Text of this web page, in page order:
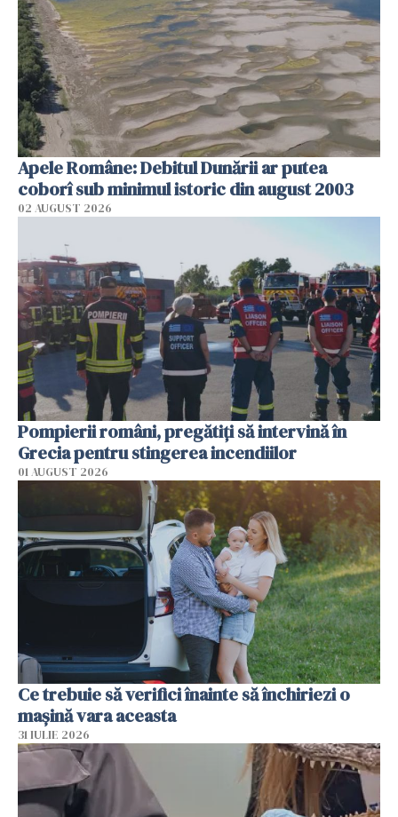
Apele Române: Debitul Dunării ar putea
coborî sub minimul istoric din august 2003
02 AUGUST 2026
Pompierii români, pregătiţi să intervină în
Grecia pentru stingerea incendiilor
01 AUGUST 2026
Ce trebuie să verifici înainte să închiriezi o
mașină vara aceasta
31 IULIE 2026